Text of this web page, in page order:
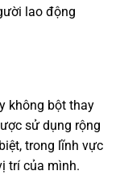
lao động
không bột thay
sử dụng rộng
trong lĩnh vực
trí của mình.